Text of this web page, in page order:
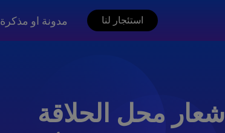
مدونة او مذكرة استئجار لنا
شعار محل الحلاقة